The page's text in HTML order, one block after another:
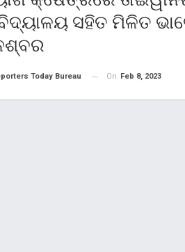
ସହିତ ମିଳିତ
Today Bureau On Feb 8, 2023